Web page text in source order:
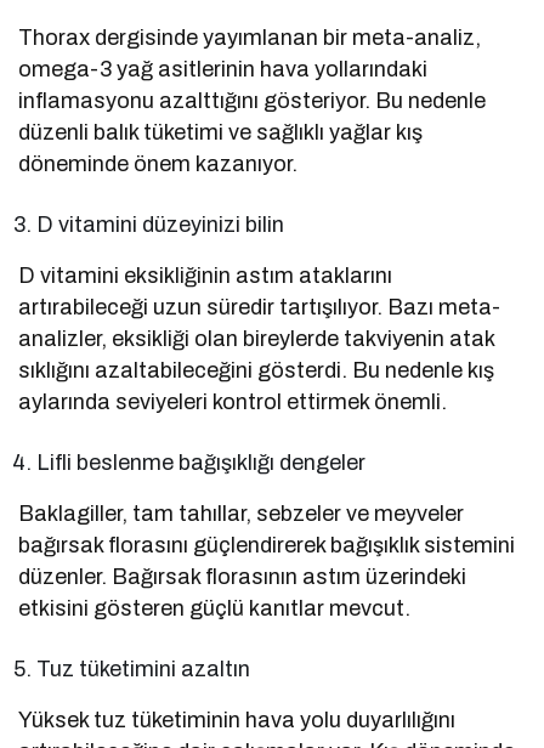
Thorax dergisinde yayımlanan bir meta-analiz,
omega-3 yağ asitlerinin hava yollarındaki
inflamasyonu azalttığını gösteriyor. Bu nedenle
düzenli balık tüketimi ve sağlıklı yağlar kış
döneminde önem kazanıyor.
D vitamini düzeyinizi bilin
D vitamini eksikliğinin astım ataklarını
artırabileceği uzun süredir tartışılıyor. Bazı meta-
analizler, eksikliği olan bireylerde takviyenin atak
sıklığını azaltabileceğini gösterdi. Bu nedenle kış
aylarında seviyeleri kontrol ettirmek önemli.
Lifli beslenme bağışıklığı dengeler
Baklagiller, tam tahıllar, sebzeler ve meyveler
bağırsak florasını güçlendirerek bağışıklık sistemini
düzenler. Bağırsak florasının astım üzerindeki
etkisini gösteren güçlü kanıtlar mevcut.
Tuz tüketimini azaltın
Yüksek tuz tüketiminin hava yolu duyarlılığını